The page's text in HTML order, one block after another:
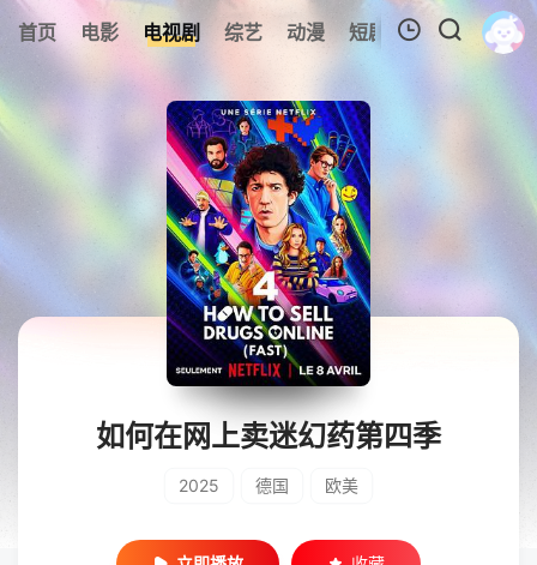
首页 电影 电视剧 综艺 动漫 短剧 今日更新
0
暂无观看影片的记录
如何在网上卖迷幻药第四季
2025 德国 欧美